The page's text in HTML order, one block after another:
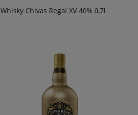
Whisky Chivas Regal XV 40% 0,7l